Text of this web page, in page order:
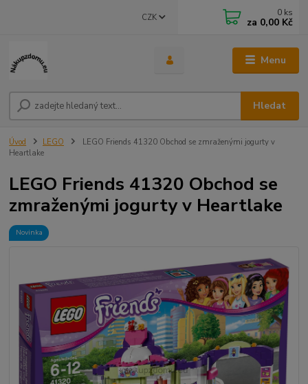
Menu
CZK
Hledat
0 ks
za 0,00 Kč
Úvod LEGO
LEGO Friends 41320 Obchod se zmraženými jogurty v
Heartlake
LEGO Friends 41320 Obchod se
zmraženými jogurty v Heartlake
Novinka